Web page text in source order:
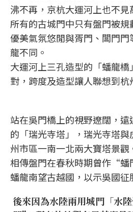
沸不再，京杭大運河上也不見
所有的古城門中只有盤門被
優美氣氛悠閒與胥門、閶門
龍不同。
大運河上三孔造型的「蟠龍
對，跨度及造型讓人聯想到杭
站在吳門橋上的視野遼闊，
的「瑞光寺塔」，瑞光寺塔
州市區一南一北兩大寶塔景觀
相傳盤門在春秋時期曾作“
蟠龍南望古越國，以示吳國征
後來因為水陸兩用城門「水